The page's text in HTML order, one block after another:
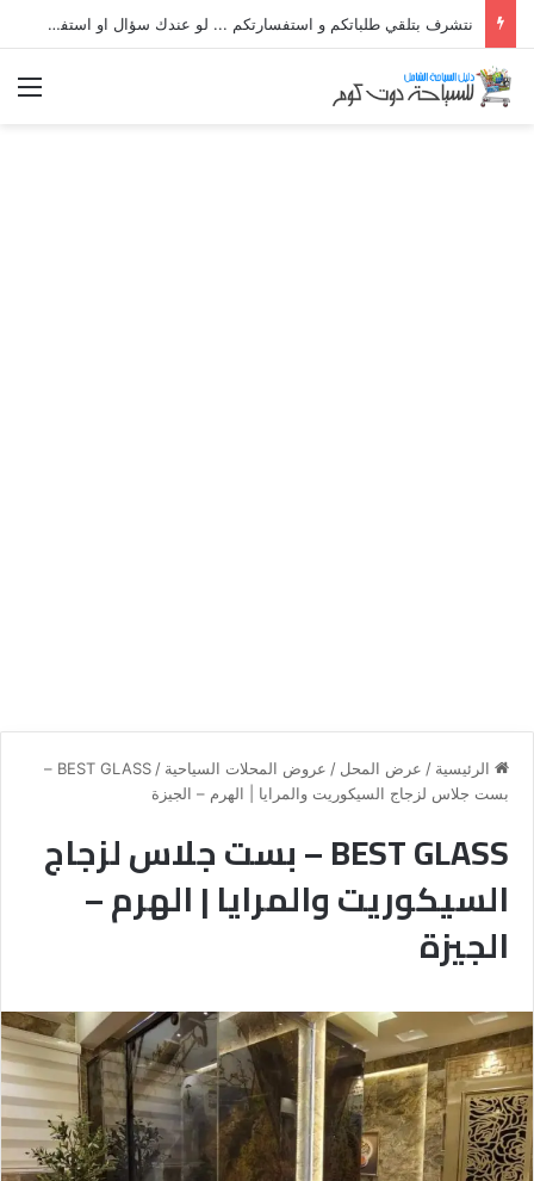
نتشرف بتلقي طلباتكم و استفسارتكم ... لو عندك سؤال او استفسار ماتدرددش فى طلب المساعدة
الرئيسية / عرض المحل / عروض المحلات السياحية /
BEST GLASS –
بست جلاس لزجاج السيكوريت والمرايا | الهرم – الجيزة
BEST GLASS – بست جلاس لزجاج
السيكوريت والمرايا | الهرم –
الجيزة